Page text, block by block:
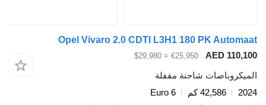
Opel Vivaro 2.0 CDTI L3H1 180 PK
AED
€25,950
≈ $29,980
شاحنة مقفلة
42,586 كم
Euro 6